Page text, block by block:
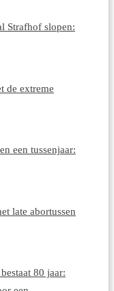
Strafhof slopen:
de extreme
een tussenjaar:
late abortussen
80 jaar: